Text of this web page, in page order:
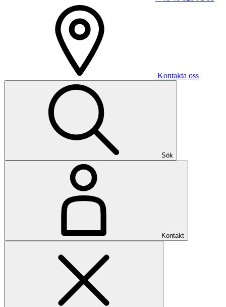
Kontakta oss
Sök
Kontakt